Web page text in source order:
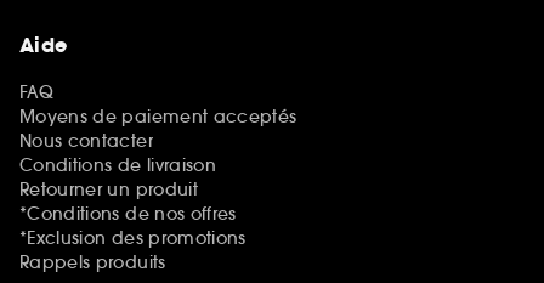
Aide
FAQ
Moyens de paiement acceptés
Nous contacter
Conditions de livraison
Retourner un produit
*Conditions de nos offres
*Exclusion des promotions
Rappels produits